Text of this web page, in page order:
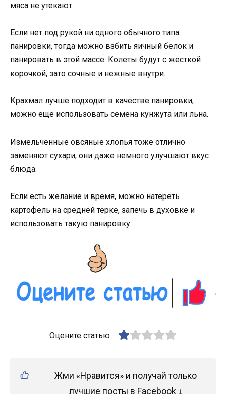
мяса не утекают.
Если нет под рукой ни одного обычного типа
панировки, тогда можно взбить яичный белок и
панировать в этой массе. Колеты будут с жесткой
корочкой, зато сочные и нежные внутри.
Крахмал лучше подходит в качестве панировки,
можно еще использовать семена кунжута или льна.
Измельченные овсяные хлопья тоже отлично
заменяют сухари, они даже немного улучшают вкус
блюда.
Если есть желание и время, можно натереть
картофель на средней терке, запечь в духовке и
использовать такую ​​панировку.
Оцените статью
Жми «Нравится» и получай только
лучшие посты в Facebook ↓